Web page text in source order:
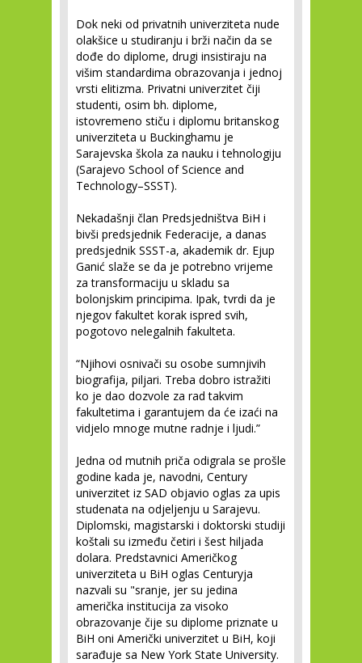
Dok neki od privatnih univerziteta nude
olakšice u studiranju i brži način da se
dođe do diplome, drugi insistiraju na
višim standardima obrazovanja i jednoj
vrsti elitizma. Privatni univerzitet čiji
studenti, osim bh. diplome,
istovremeno stiču i diplomu britanskog
univerziteta u Buckinghamu je
Sarajevska škola za nauku i tehnologiju
(Sarajevo School of Science and
Technology–SSST).
Nekadašnji član Predsjedništva BiH i
bivši predsjednik Federacije, a danas
predsjednik SSST-a, akademik dr. Ejup
Ganić slaže se da je potrebno vrijeme
za transformaciju u skladu sa
bolonjskim principima. Ipak, tvrdi da je
njegov fakultet korak ispred svih,
pogotovo nelegalnih fakulteta.
“Njihovi osnivači su osobe sumnjivih
biografija, piljari. Treba dobro istražiti
ko je dao dozvole za rad takvim
fakultetima i garantujem da će izaći na
vidjelo mnoge mutne radnje i ljudi.”
Jedna od mutnih priča odigrala se prošle
godine kada je, navodni, Century
univerzitet iz SAD objavio oglas za upis
studenata na odjeljenju u Sarajevu.
Diplomski, magistarski i doktorski studiji
koštali su između četiri i šest hiljada
dolara. Predstavnici Američkog
univerziteta u BiH oglas Centuryja
nazvali su "sranje, jer su jedina
američka institucija za visoko
obrazovanje čije su diplome priznate u
BiH oni Američki univerzitet u BiH, koji
sarađuje sa New York State University.